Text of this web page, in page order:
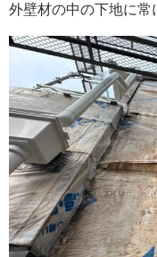
外壁材の中の下地に常